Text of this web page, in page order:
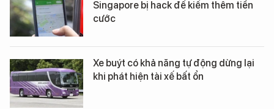
Singapore bị hack để kiếm thêm tiền
cước
Xe buýt có khả năng tự động dừng lại
khi phát hiện tài xế bất ổn